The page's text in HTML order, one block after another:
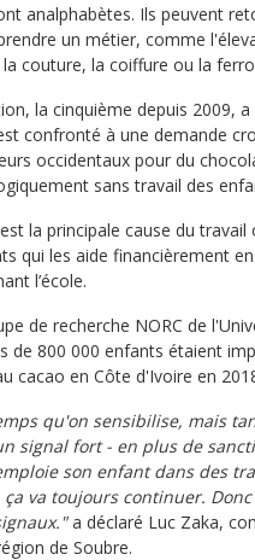
analphabètes. Ils peuvent
un métier, comme
couture, la coiffure ou la
la cinquième depuis 2009, a
confronté à une demande
occidentaux pour du
sans travail des
la principale cause du travail
qui les aide financièrement
l’école.
de recherche NORC de
de 800 000 enfants étaient
cacao en Côte d'Ivoire en
qu'on sensibilise, mais
signal fort - en plus de
son enfant dans des
ça va toujours continuer.
a déclaré Luc Zaka,
de Soubre.